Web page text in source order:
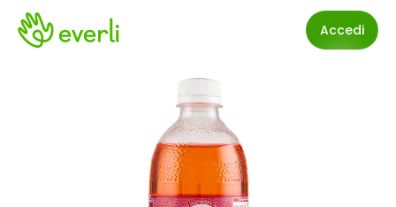
Accedi